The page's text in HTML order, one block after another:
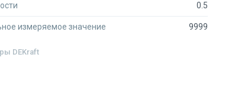
0.5
измеряемое значение 9999
DEKraft